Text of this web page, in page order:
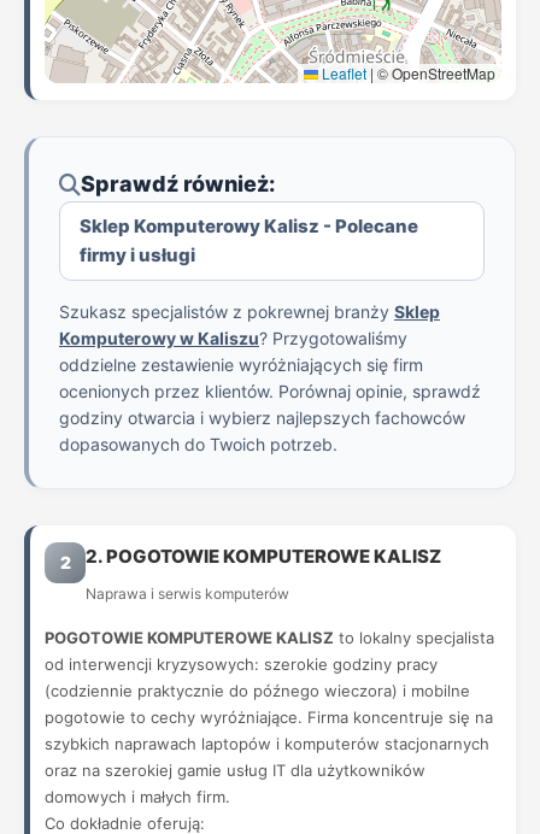
Leaflet | © OpenStreetMap
Sprawdź również:
Sklep Komputerowy Kalisz - Polecane
firmy i usługi
Szukasz specjalistów z pokrewnej branży Sklep
Komputerowy w Kaliszu? Przygotowaliśmy
oddzielne zestawienie wyróżniających się firm
ocenionych przez klientów. Porównaj opinie, sprawdź
godziny otwarcia i wybierz najlepszych fachowców
dopasowanych do Twoich potrzeb.
2 2. POGOTOWIE KOMPUTEROWE KALISZ
Naprawa i serwis komputerów
POGOTOWIE KOMPUTEROWE KALISZ to lokalny specjalista
od interwencji kryzysowych: szerokie godziny pracy
(codziennie praktycznie do późnego wieczora) i mobilne
pogotowie to cechy wyróżniające. Firma koncentruje się na
szybkich naprawach laptopów i komputerów stacjonarnych
oraz na szerokiej gamie usług IT dla użytkowników
domowych i małych firm.
Co dokładnie oferują: